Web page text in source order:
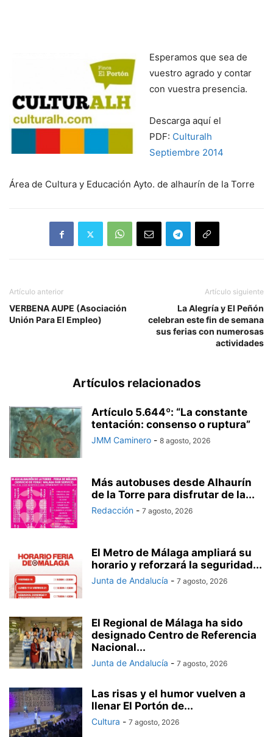
Esperamos que sea de
vuestro agrado y contar
con vuestra presencia.
Descarga aquí el
PDF: Culturalh
Septiembre 2014
Área de Cultura y Educación Ayto. de alhaurín de la Torre
Artículo anterior
VERBENA AUPE (Asociación
Unión Para El Empleo)
Artículo siguiente
La Alegría y El Peñón
celebran este fin de semana
sus ferias con numerosas
actividades
Artículos relacionados
Artículo 5.644º: “La constante
tentación: consenso o ruptura”
JMM Caminero - 8 agosto, 2026
Más autobuses desde Alhaurín
de la Torre para disfrutar de la...
Redacción - 7 agosto, 2026
El Metro de Málaga ampliará su
horario y reforzará la seguridad...
Junta de Andalucía - 7 agosto, 2026
El Regional de Málaga ha sido
designado Centro de Referencia
Nacional...
Junta de Andalucía - 7 agosto, 2026
Las risas y el humor vuelven a
llenar El Portón de...
Cultura - 7 agosto, 2026